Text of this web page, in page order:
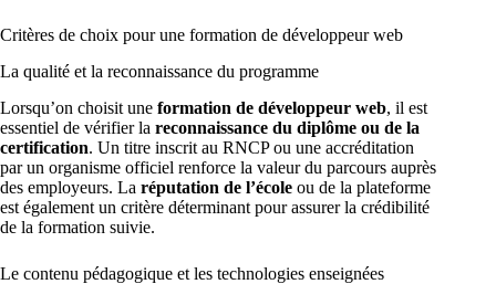
Critères de choix pour une formation de développeur web
La qualité et la reconnaissance du programme
Lorsqu’on choisit une formation de développeur web, il est
essentiel de vérifier la reconnaissance du diplôme ou de la
certification. Un titre inscrit au RNCP ou une accréditation
par un organisme officiel renforce la valeur du parcours auprès
des employeurs. La réputation de l’école ou de la plateforme
est également un critère déterminant pour assurer la crédibilité
de la formation suivie.
Le contenu pédagogique et les technologies enseignées